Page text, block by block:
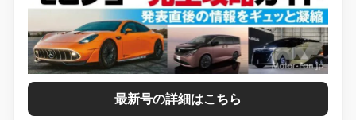
最新号の詳細はこちら